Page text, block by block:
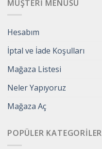
MÜŞTERI MENÜSÜ
Hesabım
İptal ve İade Koşulları
Mağaza Listesi
Neler Yapıyoruz
Mağaza Aç
POPÜLER KATEGORILER